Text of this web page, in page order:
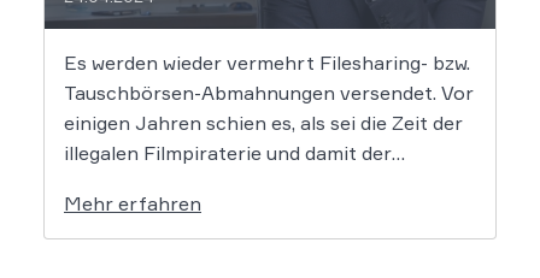
Es werden wieder vermehrt Filesharing- bzw.
Tauschbörsen-Abmahnungen versendet. Vor
einigen Jahren schien es, als sei die Zeit der
illegalen Filmpiraterie und damit der
ist nicht so. Vor allem die bekannte Kanzlei
Frommer.Legal sowie einige weitere
Mehr erfahren